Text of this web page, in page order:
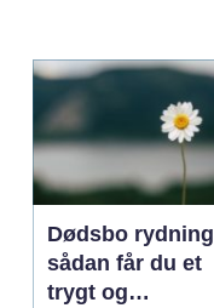
Dødsbo rydning
sådan får du et
trygt og